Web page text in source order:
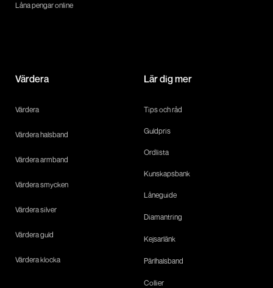
Låna pengar online
Värdera
Värdera
Värdera halsband
Värdera armband
Värdera smycken
Värdera silver
Värdera guld
Värdera klocka
Lär dig mer
Tips och råd
Guldpris
Ordlista
Kunskapsbank
Låneguide
Diamantring
Kejsarlänk
Pärlhalsband
Collier